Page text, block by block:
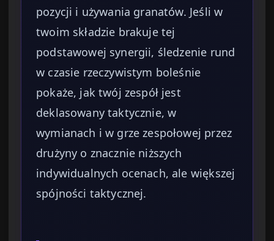
pozycji i używania granatów. Jeśli w
twoim składzie brakuje tej
podstawowej synergii, śledzenie rund
w czasie rzeczywistym boleśnie
pokaże, jak twój zespół jest
deklasowany taktycznie, w
wymianach i w grze zespołowej przez
drużyny o znacznie niższych
indywidualnych ocenach, ale większej
spójności taktycznej.